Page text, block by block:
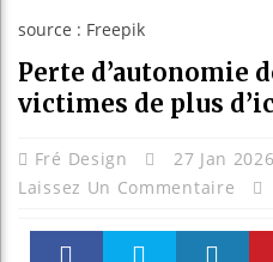
source : Freepik
Perte d’autonomie
victimes de plus
Fré Design 27 Jan 2026
Laissez Un Commentaire